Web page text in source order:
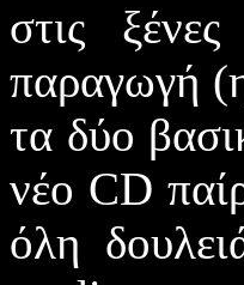
στις
παραγωγή
τα δύο
νέο CD
όλη